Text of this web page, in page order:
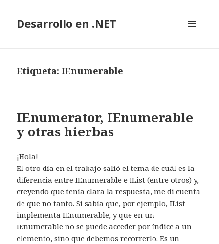
Desarrollo en .NET
Etiqueta: IEnumerable
IEnumerator, IEnumerable
y otras hierbas
¡Hola!
El otro día en el trabajo salió el tema de cuál es la
diferencia entre IEnumerable e IList (entre otros) y,
creyendo que tenía clara la respuesta, me di cuenta
de que no tanto. Sí sabía que, por ejemplo, IList
implementa IEnumerable, y que en un
IEnumerable no se puede acceder por índice a un
elemento, sino que debemos recorrerlo. Es un